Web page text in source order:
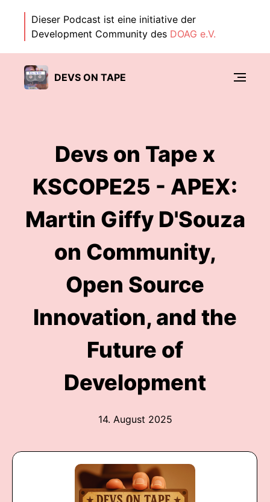
Dieser Podcast ist eine initiative der
Development Community des DOAG e.V.
DEVS ON TAPE
Devs on Tape x
KSCOPE25 - APEX:
Martin Giffy D'Souza
on Community,
Open Source
Innovation, and the
Future of
Development
14. August 2025